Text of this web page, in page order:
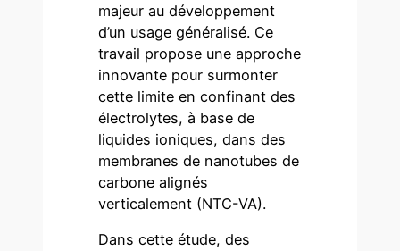
majeur au développement
d’un usage généralisé. Ce
travail propose une approche
innovante pour surmonter
cette limite en confinant des
électrolytes, à base de
liquides ioniques, dans des
membranes de nanotubes de
carbone alignés
verticalement (NTC-VA).
Dans cette étude, des